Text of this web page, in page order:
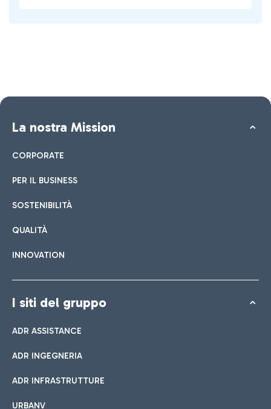
La nostra Mission
CORPORATE
PER IL BUSINESS
SOSTENIBILITÀ
QUALITÀ
INNOVATION
I siti del gruppo
ADR ASSISTANCE
ADR INGEGNERIA
ADR INFRASTRUTTURE
URBANV